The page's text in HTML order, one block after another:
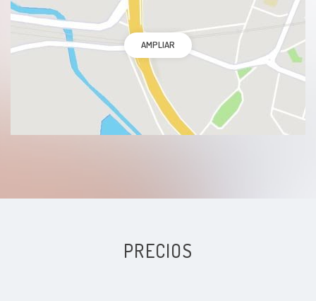
Separación de la pareja
Estrés laboral
Dificultades escolares y académicas
Burnout laboral
AMPLIAR
PRECIOS